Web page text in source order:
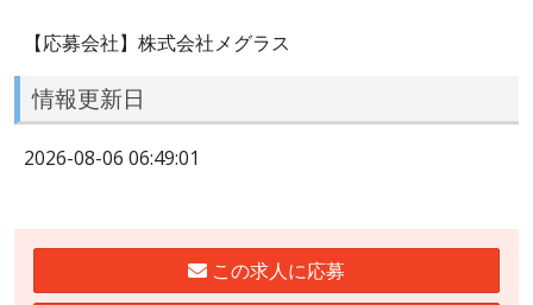
【応募会社】株式会社メグラス
情報更新日
2026-08-06 06:49:01
この求人に応募